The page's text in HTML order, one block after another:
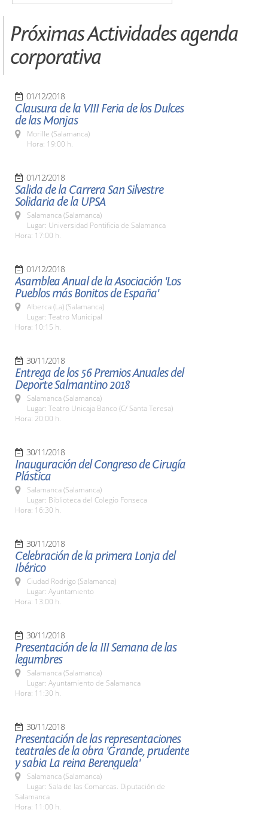
Próximas Actividades agenda
corporativa
01/12/2018
Clausura de la VIII Feria de los Dulces
de las Monjas
Morille (Salamanca)
Hora: 19:00 h.
01/12/2018
Salida de la Carrera San Silvestre
Solidaria de la UPSA
Salamanca (Salamanca)
Lugar: Universidad Pontificia de Salamanca
Hora: 17:00 h.
01/12/2018
Asamblea Anual de la Asociación 'Los
Pueblos más Bonitos de España'
Alberca (La) (Salamanca)
Lugar: Teatro Municipal
Hora: 10:15 h.
30/11/2018
Entrega de los 56 Premios Anuales del
Deporte Salmantino 2018
Salamanca (Salamanca)
Lugar: Teatro Unicaja Banco (C/ Santa Teresa)
Hora: 20:00 h.
30/11/2018
Inauguración del Congreso de Cirugía
Plástica
Salamanca (Salamanca)
Lugar: Biblioteca del Colegio Fonseca
Hora: 16:30 h.
30/11/2018
Celebración de la primera Lonja del
Ibérico
Ciudad Rodrigo (Salamanca)
Lugar: Ayuntamiento
Hora: 13:00 h.
30/11/2018
Presentación de la III Semana de las
legumbres
Salamanca (Salamanca)
Lugar: Ayuntamiento de Salamanca
Hora: 11:30 h.
30/11/2018
Presentación de las representaciones
teatrales de la obra 'Grande, prudente
y sabia La reina Berenguela'
Salamanca (Salamanca)
Lugar: Sala de las Comarcas. Diputación de
Salamanca
Hora: 11:00 h.